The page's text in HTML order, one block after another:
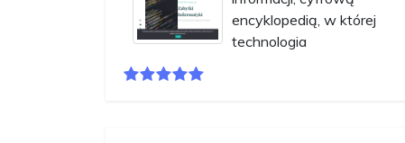
encyklopedią, w której
technologia